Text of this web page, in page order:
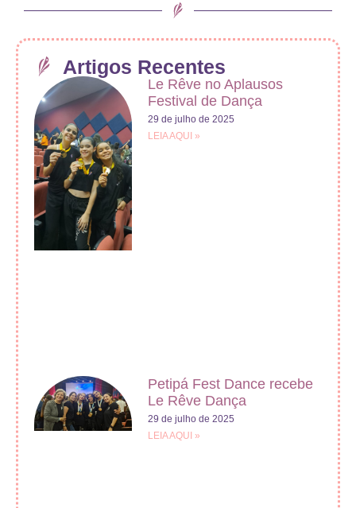
Artigos Recentes
Le Rêve no Aplausos
Festival de Dança
29 de julho de 2025
LEIA AQUI »
Petipá Fest Dance recebe
Le Rêve Dança
29 de julho de 2025
LEIA AQUI »